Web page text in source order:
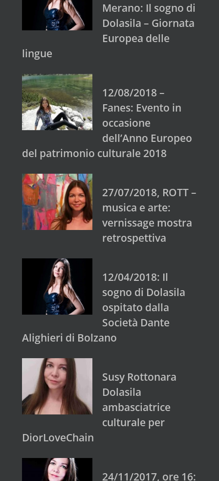
Merano: Il sogno di
Dolasila – Giornata
Europea delle
lingue
12/08/2018 –
Fanes: Evento in
occasione
dell’Anno Europeo
del patrimonio culturale 2018
27/07/2018, ROTT –
musica e arte:
vernissage mostra
retrospettiva
12/04/2018: Il
sogno di Dolasila
ospitato dalla
Società Dante
Alighieri di Bolzano
Susy Rottonara
Dolasila
ambasciatrice
culturale per
DiorLoveChain
24/11/2017, ore 16: